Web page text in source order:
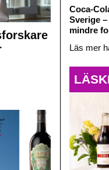
Coca-
Sverige
mindre
Läs mer